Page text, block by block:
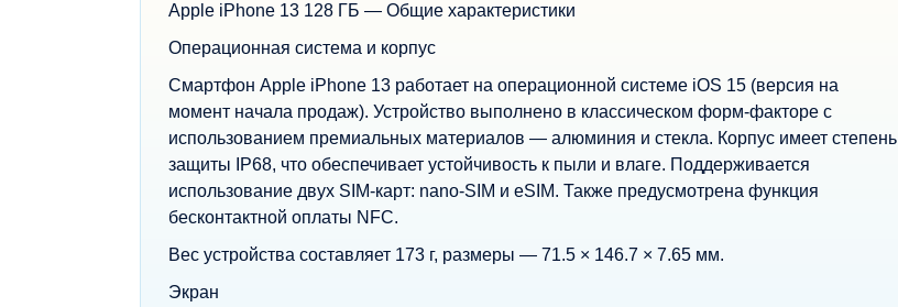
Apple iPhone 13 128 ГБ — Общие характеристики
Операционная система и корпус
Смартфон Apple iPhone 13 работает на операционной системе iOS 15 (версия на
момент начала продаж). Устройство выполнено в классическом форм-факторе с
использованием премиальных материалов — алюминия и стекла. Корпус имеет степень
защиты IP68, что обеспечивает устойчивость к пыли и влаге. Поддерживается
использование двух SIM-карт: nano-SIM и eSIM. Также предусмотрена функция
бесконтактной оплаты NFC.
Вес устройства составляет 173 г, размеры — 71.5 × 146.7 × 7.65 мм.
Экран